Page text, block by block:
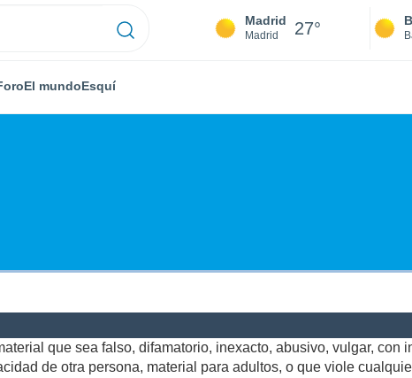
Madrid
Madrid 27°
El mundoEsquí
que sea falso, difamatorio, inexacto, abusivo, vulgar, con
de otra persona, material para adultos, o que viole